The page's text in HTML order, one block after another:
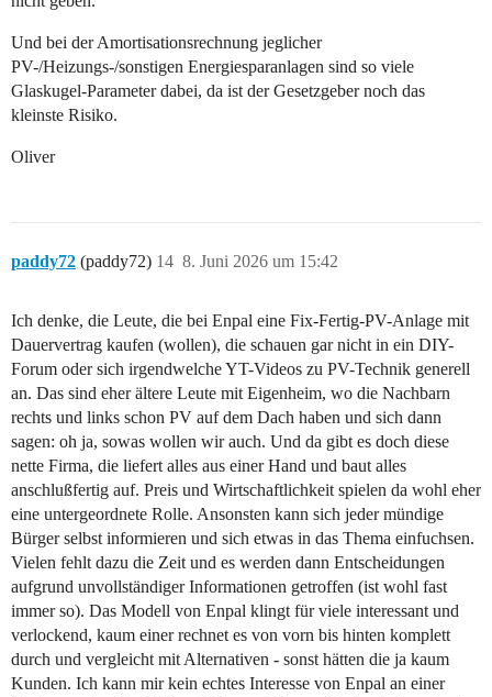
Und bei der Amortisationsrechnung jeglicher
PV-/Heizungs-/sonstigen Energiesparanlagen sind so viele
Glaskugel-Parameter dabei, da ist der Gesetzgeber noch das
kleinste Risiko.
Oliver
paddy72 (paddy72) 8. Juni 2026 um 15:42
14
Ich denke, die Leute, die bei Enpal eine Fix-Fertig-PV-Anlage mit
Dauervertrag kaufen (wollen), die schauen gar nicht in ein DIY-
Forum oder sich irgendwelche YT-Videos zu PV-Technik generell
an. Das sind eher ältere Leute mit Eigenheim, wo die Nachbarn
rechts und links schon PV auf dem Dach haben und sich dann
sagen: oh ja, sowas wollen wir auch. Und da gibt es doch diese
nette Firma, die liefert alles aus einer Hand und baut alles
anschlußfertig auf. Preis und Wirtschaftlichkeit spielen da wohl eher
eine untergeordnete Rolle. Ansonsten kann sich jeder mündige
Bürger selbst informieren und sich etwas in das Thema einfuchsen.
Vielen fehlt dazu die Zeit und es werden dann Entscheidungen
aufgrund unvollständiger Informationen getroffen (ist wohl fast
immer so). Das Modell von Enpal klingt für viele interessant und
verlockend, kaum einer rechnet es von vorn bis hinten komplett
durch und vergleicht mit Alternativen - sonst hätten die ja kaum
Kunden. Ich kann mir kein echtes Interesse von Enpal an einer